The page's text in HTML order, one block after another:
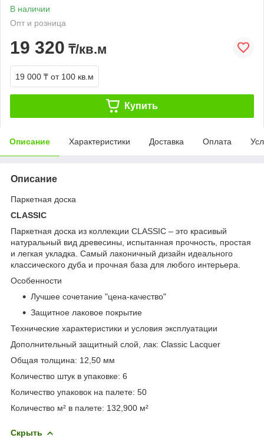
В наличии
Опт и розница
19 320 ₸/кв.м
19 000 ₸ от 100 кв.м
Купить
Описание Характеристики Доставка Оплата
Описание
Паркетная доска
CLASSIC
Паркетная доска из коллекции CLASSIC – это красивый
натуральный вид древесины, испытанная прочность, простая
и легкая укладка. Самый лаконичный дизайн идеального
классического дуба и прочная база для любого интерьера.
Особенности
Лучшее сочетание "цена-качество"
Защитное лаковое покрытие
Технические характеристики и условия эксплуатации
Дополнительный защитный слой, лак: Сlassiс Lacquer
Общая толщина: 12,50 мм
Количество штук в упаковке: 6
Количество упаковок на палете: 50
Количество м² в палете: 132,900 м²
Скрыть